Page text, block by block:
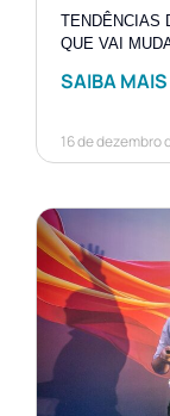
TENDÊNCIAS
QUE VAI
SAIBA MAIS
16 de dezembro